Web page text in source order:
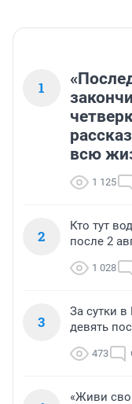
1
всю
1 125
2
Кто тут
после 2
1 028
3
За сутки
девять
473
«Живи